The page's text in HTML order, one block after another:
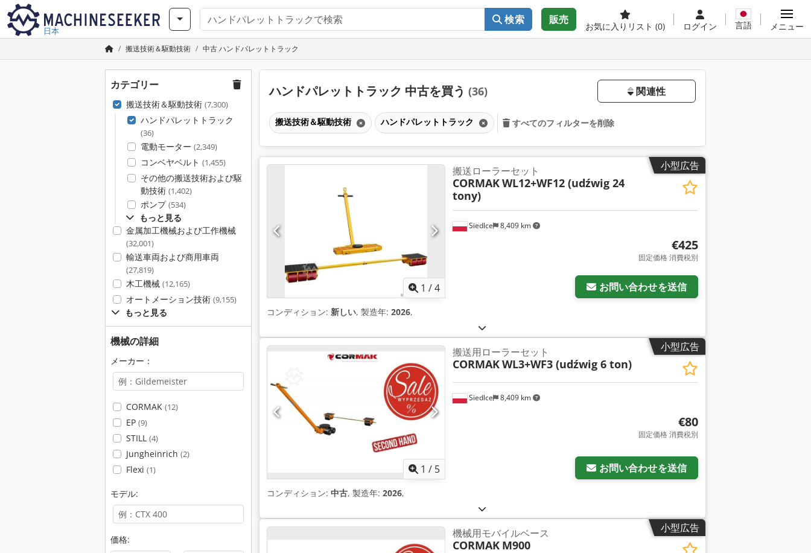
日本
検索 販売
お気に入りリスト (0) ログイン 言語 メニュー
搬送技術＆駆動技術 中古 ハンドパレットトラック
カテゴリー
搬送技術＆駆動技術 (7,300)
ハンドパレットトラック
(36)
電動モーター (2,349)
コンベヤベルト (1,455)
その他の搬送技術および駆
動技術 (1,402)
ポンプ(534)
もっと見る
金属加工機械および工作機械
(32,001)
輸送車両および商用車両
(27,819)
木工機械 (12,165)
オートメーション技術 (9,155)
もっと見る
機械の詳細
メーカー：
CORMAK (12)
EP (9)
STILL (4)
Jungheinrich (2)
Flexi (1)
モデル:
価格:
ハンドパレットトラック 中古を買う (36) 関連性
搬送技術＆駆動技術 ハンドパレットトラック すべてのフィルターを削除
小型広告
1 /4
Siedlce 8,409 km
搬送ローラーセット
CORMAKWL12+WF12 (udźwig 24
tony)
€425
固定価格 消費税別
お問い合わせを送信
コンディション: 新しい, 製造年: 2026,
小型広告
1 / 5
Siedlce 8,409 km
搬送用ローラーセット
CORMAKWL3+WF3 (udźwig 6 ton)
€80
固定価格 消費税別
お問い合わせを送信
コンディション: 中古, 製造年: 2026,
小型広告
機械用モバイルベース
CORMAK M900